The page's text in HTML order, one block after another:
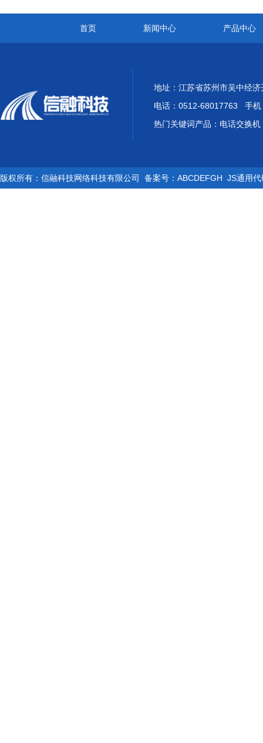
首页 新闻中心 产品中心
地址：江苏省苏州市吴中经
电话：0512-68017763 手
热门关键词产品：电话交换
版权所有：信融科技网络科技有限公司 备案号：ABCDEFGH JS通用代